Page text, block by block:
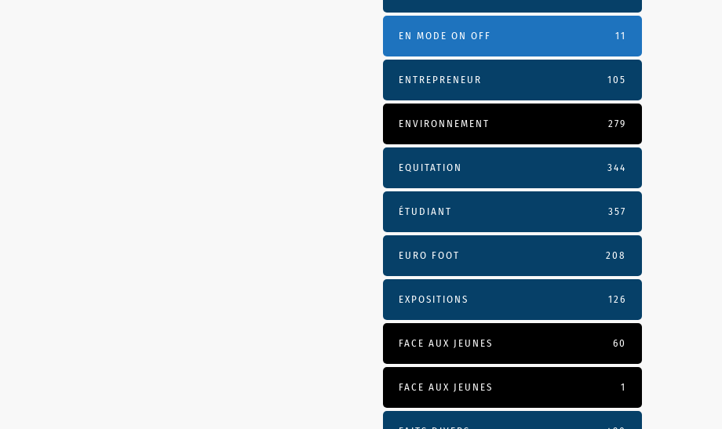
EN MODE ON OFF 11
ENTREPRENEUR 105
ENVIRONNEMENT 279
EQUITATION 344
ÉTUDIANT 357
EURO FOOT 208
EXPOSITIONS 126
FACE AUX JEUNES 60
FACE AUX JEUNES 1